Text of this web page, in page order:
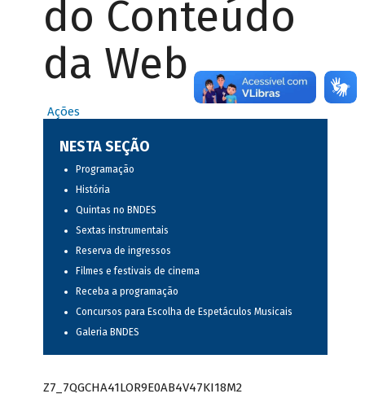
do Conteúdo
da Web
Ações
NESTA SEÇÃO
Programação
História
Quintas no BNDES
Sextas instrumentais
Reserva de ingressos
Filmes e festivais de cinema
Receba a programação
Concursos para Escolha de Espetáculos Musicais
Galeria BNDES
Z7_7QGCHA41LOR9E0AB4V47KI18M2